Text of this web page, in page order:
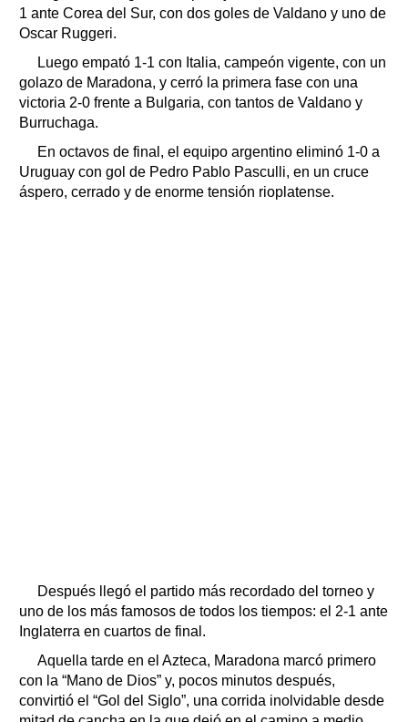
1 ante Corea del Sur, con dos goles de Valdano y uno de
Oscar Ruggeri.
Luego empató 1-1 con Italia, campeón vigente, con un
golazo de Maradona, y cerró la primera fase con una
victoria 2-0 frente a Bulgaria, con tantos de Valdano y
Burruchaga.
En octavos de final, el equipo argentino eliminó 1-0 a
Uruguay con gol de Pedro Pablo Pasculli, en un cruce
áspero, cerrado y de enorme tensión rioplatense.
Después llegó el partido más recordado del torneo y
uno de los más famosos de todos los tiempos: el 2-1 ante
Inglaterra en cuartos de final.
Aquella tarde en el Azteca, Maradona marcó primero
con la “Mano de Dios” y, pocos minutos después,
convirtió el “Gol del Siglo”, una corrida inolvidable desde